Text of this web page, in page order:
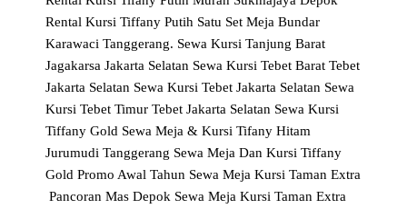
Rental Kursi Tiffany Putih Satu Set Meja Bundar
Karawaci Tanggerang. Sewa Kursi Tanjung Barat
Jagakarsa Jakarta Selatan Sewa Kursi Tebet Barat Tebet
Jakarta Selatan Sewa Kursi Tebet Jakarta Selatan Sewa
Kursi Tebet Timur Tebet Jakarta Selatan Sewa Kursi
Tiffany Gold Sewa Meja & Kursi Tifany Hitam
Jurumudi Tanggerang Sewa Meja Dan Kursi Tiffany
Gold Promo Awal Tahun Sewa Meja Kursi Taman Extra
Pancoran Mas Depok Sewa Meja Kursi Taman Extra